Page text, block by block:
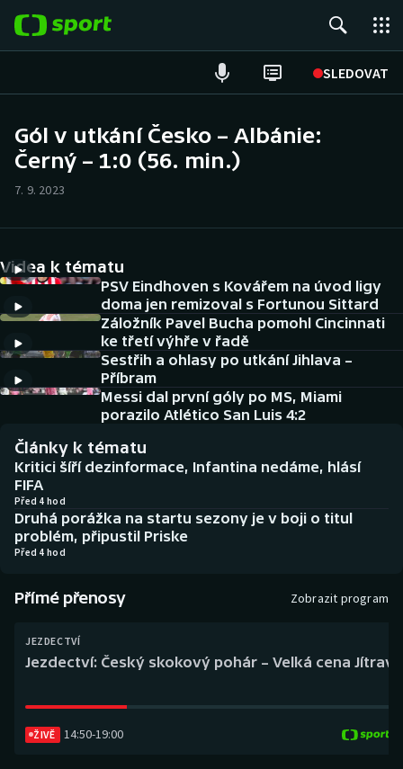
SLEDOVAT
Hokej
Cyklistika
DALŠÍ SPORTY
Americký fotbal
Baseball a softbal
Basketbal
Biatlon
Boby a skeleton
Box
NEPŘEHLÉDNĚTE
Historické návraty
Aplikace ČT sport
AZ kvíz
Gól v utkání Česko – Albánie:
Černý – 1:0 (56. min.)
7. 9. 2023
Videa k tématu
PSV Eindhoven s Kovářem na úvod ligy
doma jen remizoval s Fortunou Sittard
Záložník Pavel Bucha pomohl Cincinnati
ke třetí výhře v řadě
Sestřih a ohlasy po utkání Jihlava –
Příbram
Messi dal první góly po MS, Miami
porazilo Atlético San Luis 4:2
Články k tématu
Kritici šíří dezinformace, Infantina nedáme, hlásí
FIFA
Před 4 hod
Druhá porážka na startu sezony je v boji o titul
problém, připustil Priske
Před 4 hod
Přímé přenosy Zobrazit program
JEZDECTVÍ
Jezdectví: Český skokový pohár – Velká cena Jítravy
ŽIVĚ 14:50-19:00